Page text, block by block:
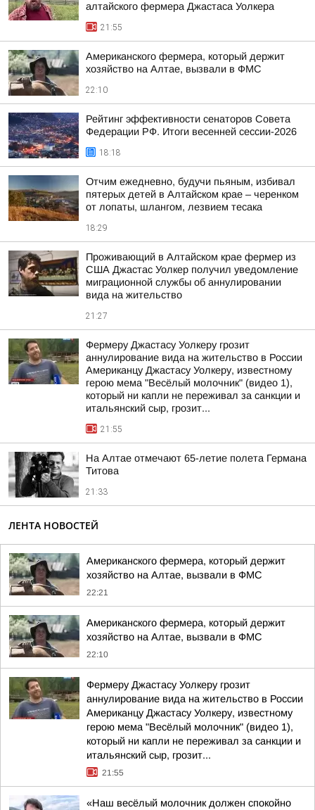
алтайского фермера Джастаса Уолкера
21:55
Американского фермера, который держит
хозяйство на Алтае, вызвали в ФМС
22:10
Рейтинг эффективности сенаторов Совета
Федерации РФ. Итоги весенней сессии-2026
18:18
Отчим ежедневно, будучи пьяным, избивал
пятерых детей в Алтайском крае – черенком
от лопаты, шлангом, лезвием тесака
18:29
Проживающий в Алтайском крае фермер из
США Джастас Уолкер получил уведомление
миграционной службы об аннулировании
вида на жительство
21:27
Фермеру Джастасу Уолкеру грозит
аннулирование вида на жительство в России
Американцу Джастасу Уолкеру, известному
герою мема "Весёлый молочник" (видео 1),
который ни капли не переживал за санкции и
итальянский сыр, грозит...
21:55
На Алтае отмечают 65-летие полета Германа
Титова
21:33
ЛЕНТА НОВОСТЕЙ
Американского фермера, который держит
хозяйство на Алтае, вызвали в ФМС
22:21
Американского фермера, который держит
хозяйство на Алтае, вызвали в ФМС
22:10
Фермеру Джастасу Уолкеру грозит
аннулирование вида на жительство в России
Американцу Джастасу Уолкеру, известному
герою мема "Весёлый молочник" (видео 1),
который ни капли не переживал за санкции и
итальянский сыр, грозит...
21:55
«Наш весёлый молочник должен спокойно